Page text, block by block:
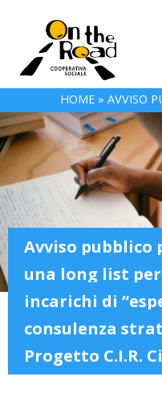
HOME » AVVISO
DI UNA LONG
INCARICHI DI
CONSULENZA
PROGETTO
Avviso pubblico
una long list
incarichi di
consulenza
Progetto C.I.R.